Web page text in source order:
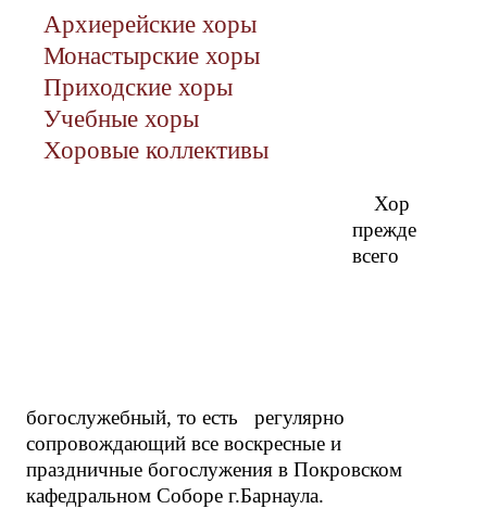
Архиерейские хоры
Монастырские хоры
Приходские хоры
Учебные хоры
Хоровые коллективы
Хор
прежде
всего
богослужебный, то есть регулярно
сопровождающий все воскресные и
праздничные богослужения в Покровском
кафедральном Соборе г.Барнаула.